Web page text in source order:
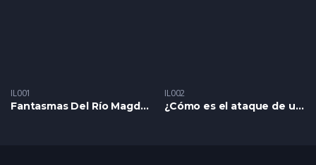
IL001
Fantasmas Del Río Magdalena
IL002
¿Cómo es el ataque de un súcubo?